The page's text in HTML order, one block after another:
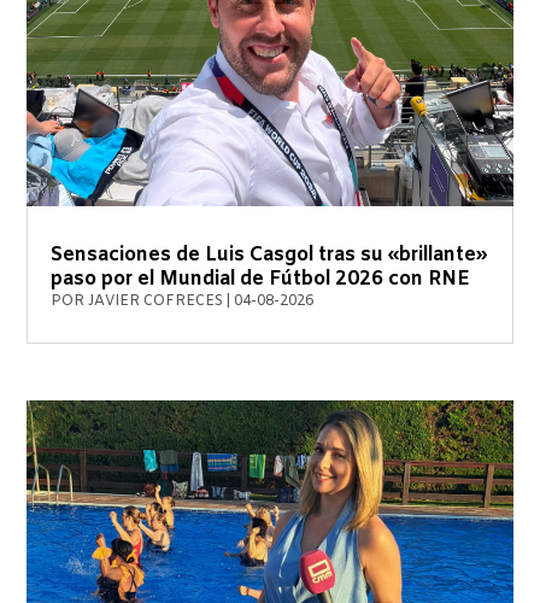
Sensaciones de Luis Casgol tras su «brillante»
paso por el Mundial de Fútbol 2026 con RNE
PORJAVIER COFRECES 04-08-2026